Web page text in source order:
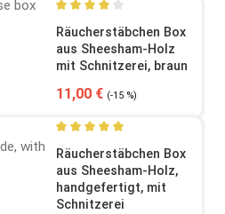
Durchschnittliche
Räucherstäbchen Box
aus Sheesham-Holz
mit Schnitzerei, braun
Verkaufspreis:
11,00 € Regulärer Preis:
(-15 %)
Durchschnittliche
Räucherstäbchen Box
aus Sheesham-Holz,
handgefertigt, mit
Schnitzerei